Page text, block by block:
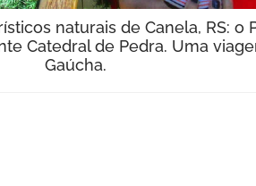
naturais de Canela, RS: o
Catedral de Pedra. Uma
Gaúcha.